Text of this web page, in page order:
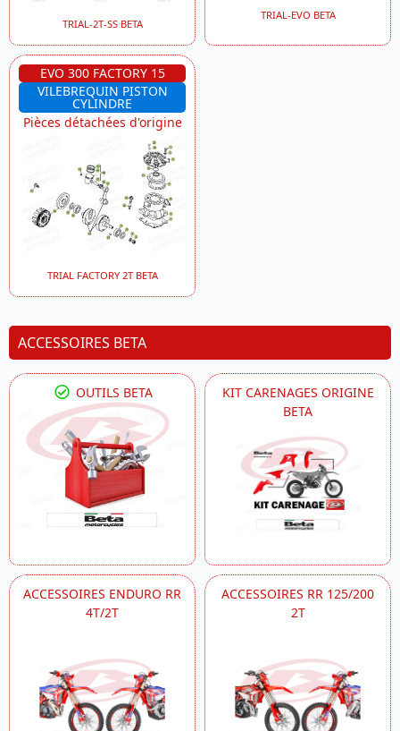
TRIAL-2T-SS BETA
TRIAL-EVO BETA
EVO 300 FACTORY 15
VILEBREQUIN PISTON
CYLINDRE
Pièces détachées d'origine
TRIAL FACTORY 2T BETA
ACCESSOIRES BETA
OUTILS BETA
KIT CARENAGES ORIGINE
BETA
ACCESSOIRES ENDURO RR
4T/2T
ACCESSOIRES RR 125/200
2T